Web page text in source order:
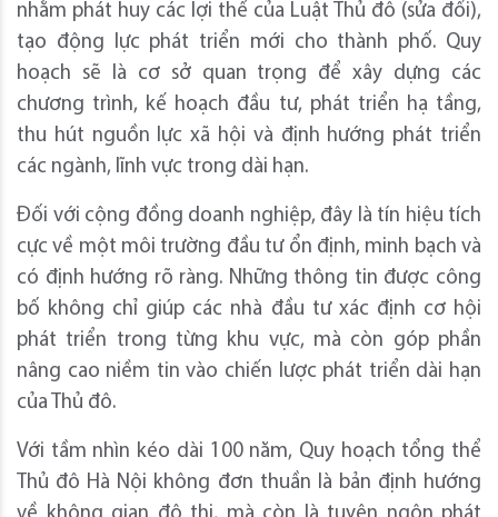
nhằm phát huy các lợi thế của Luật Thủ đô (sửa đổi),
tạo động lực phát triển mới cho thành phố. Quy
hoạch sẽ là cơ sở quan trọng để xây dựng các
chương trình, kế hoạch đầu tư, phát triển hạ tầng,
thu hút nguồn lực xã hội và định hướng phát triển
các ngành, lĩnh vực trong dài hạn.
Đối với cộng đồng doanh nghiệp, đây là tín hiệu tích
cực về một môi trường đầu tư ổn định, minh bạch và
có định hướng rõ ràng. Những thông tin được công
bố không chỉ giúp các nhà đầu tư xác định cơ hội
phát triển trong từng khu vực, mà còn góp phần
nâng cao niềm tin vào chiến lược phát triển dài hạn
của Thủ đô.
Với tầm nhìn kéo dài 100 năm, Quy hoạch tổng thể
Thủ đô Hà Nội không đơn thuần là bản định hướng